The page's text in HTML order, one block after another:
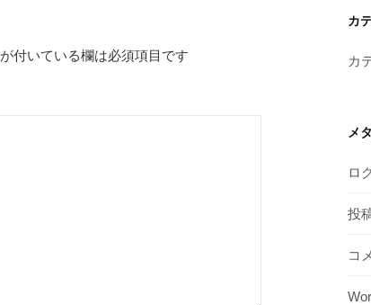
が付いている欄は必須項目です
カ
カ
メ
ロ
投
コ